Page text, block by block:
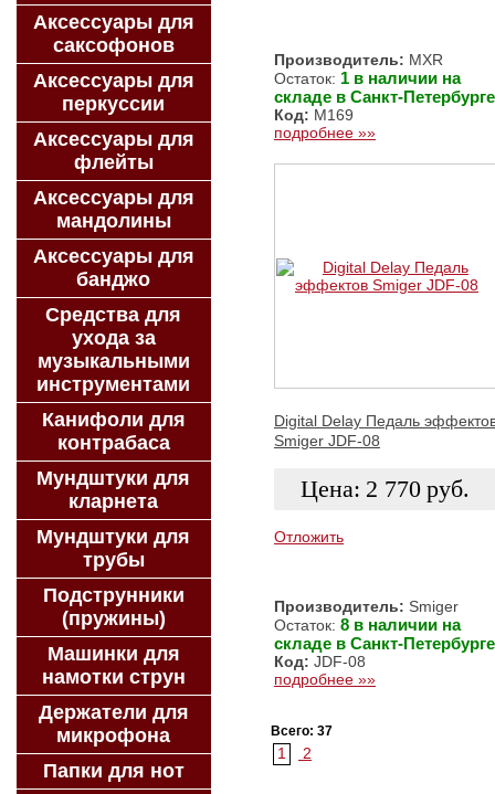
Производитель: MXR
Остаток: 1 в наличии на
складе в Санкт-
Код: M169
подробнее »»
Digital Delay Педаль
Smiger JDF-08
Цена: 2 770 руб.
Отложить
Производитель: Smiger
Остаток: 8 в наличии на
складе в Санкт-
Код: JDF-08
подробнее »»
Всего: 37
1 2
Аксессуары для
саксофонов
Аксессуары для
перкуссии
Аксессуары для
флейты
Аксессуары для
мандолины
Аксессуары для
банджо
Средства для
ухода за
музыкальными
инструментами
Канифоли для
контрабаса
Мундштуки для
кларнета
Мундштуки для
трубы
Подструнники
(пружины)
Машинки для
намотки струн
Держатели для
микрофона
Папки для нот